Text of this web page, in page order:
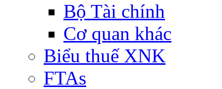
Bộ Tài chính
Cơ quan khác
Biểu thuế XNK
FTAs